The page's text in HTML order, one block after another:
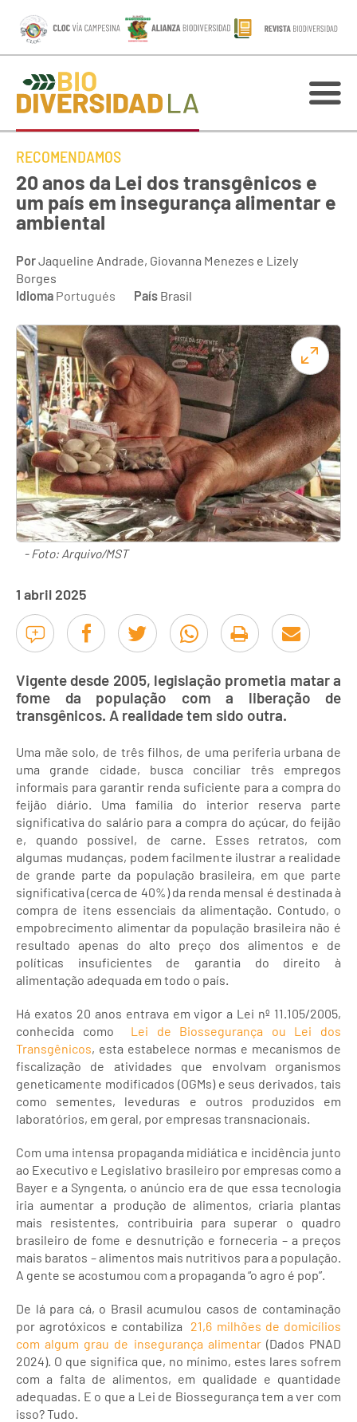
RECOMENDAMOS
20 anos da Lei dos transgênicos e
um país em insegurança alimentar e
ambiental
PorJaqueline Andrade, Giovanna Menezes e Lizely
Borges
Idioma Portugués País Brasil
- Foto: Arquivo/MST
1 abril 2025
Vigente desde 2005, legislação prometia matar a
fome da população com a liberação de
transgênicos. A realidade tem sido outra.
Uma mãe solo, de três filhos, de uma periferia urbana de
uma grande cidade, busca conciliar três empregos
informais para garantir renda suficiente para a compra do
feijão diário. Uma família do interior reserva parte
significativa do salário para a compra do açúcar, do feijão
e, quando possível, de carne. Esses retratos, com
algumas mudanças, podem facilmente ilustrar a realidade
de grande parte da população brasileira, em que parte
significativa (cerca de 40%) da renda mensal é destinada à
compra de itens essenciais da alimentação. Contudo, o
empobrecimento alimentar da população brasileira não é
resultado apenas do alto preço dos alimentos e de
políticas insuficientes de garantia do direito à
alimentação adequada em todo o país.
Há exatos 20 anos entrava em vigor a Lei nº 11.105/2005,
conhecida como Lei de Biossegurança ou Lei dos
Transgênicos, esta estabelece normas e mecanismos de
fiscalização de atividades que envolvam organismos
geneticamente modificados (OGMs) e seus derivados, tais
como sementes, leveduras e outros produzidos em
laboratórios, em geral, por empresas transnacionais.
Com uma intensa propaganda midiática e incidência junto
ao Executivo e Legislativo brasileiro por empresas como a
Bayer e a Syngenta, o anúncio era de que essa tecnologia
iria aumentar a produção de alimentos, criaria plantas
mais resistentes, contribuiria para superar o quadro
brasileiro de fome e desnutrição e forneceria – a preços
mais baratos – alimentos mais nutritivos para a população.
A gente se acostumou com a propaganda “o agro é pop”.
De lá para cá, o Brasil acumulou casos de contaminação
por agrotóxicos e contabiliza 21,6 milhões de domicílios
com algum grau de insegurança alimentar(Dados PNAD
2024). O que significa que, no mínimo, estes lares sofrem
com a falta de alimentos, em qualidade e quantidade
adequadas. E o que a Lei de Biossegurança tem a ver com
isso? Tudo.